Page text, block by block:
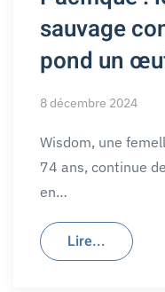
sauvage
pond un
8 décembre 2024
Wisdom, une
74 ans, continue
en…
Lire...